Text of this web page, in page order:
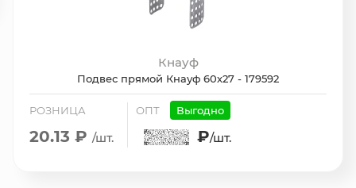
Кнауф
Подвес прямой Кнауф 60х27 - 179592
РОЗНИЦА
20.13 ₽ /шт.
ОПТ Выгодно
₽/шт.